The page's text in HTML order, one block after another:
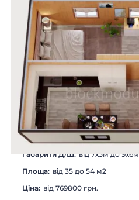
Габарити Д/Ш: від 7х5м до 9х6м
Площа: від 35 до 54 м2
Цiна: від 769800 грн.